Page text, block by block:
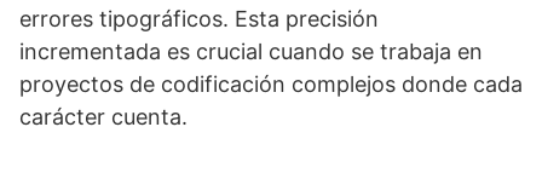
errores tipográficos. Esta precisión
incrementada es crucial cuando se trabaja en
proyectos de codificación complejos donde cada
carácter cuenta.